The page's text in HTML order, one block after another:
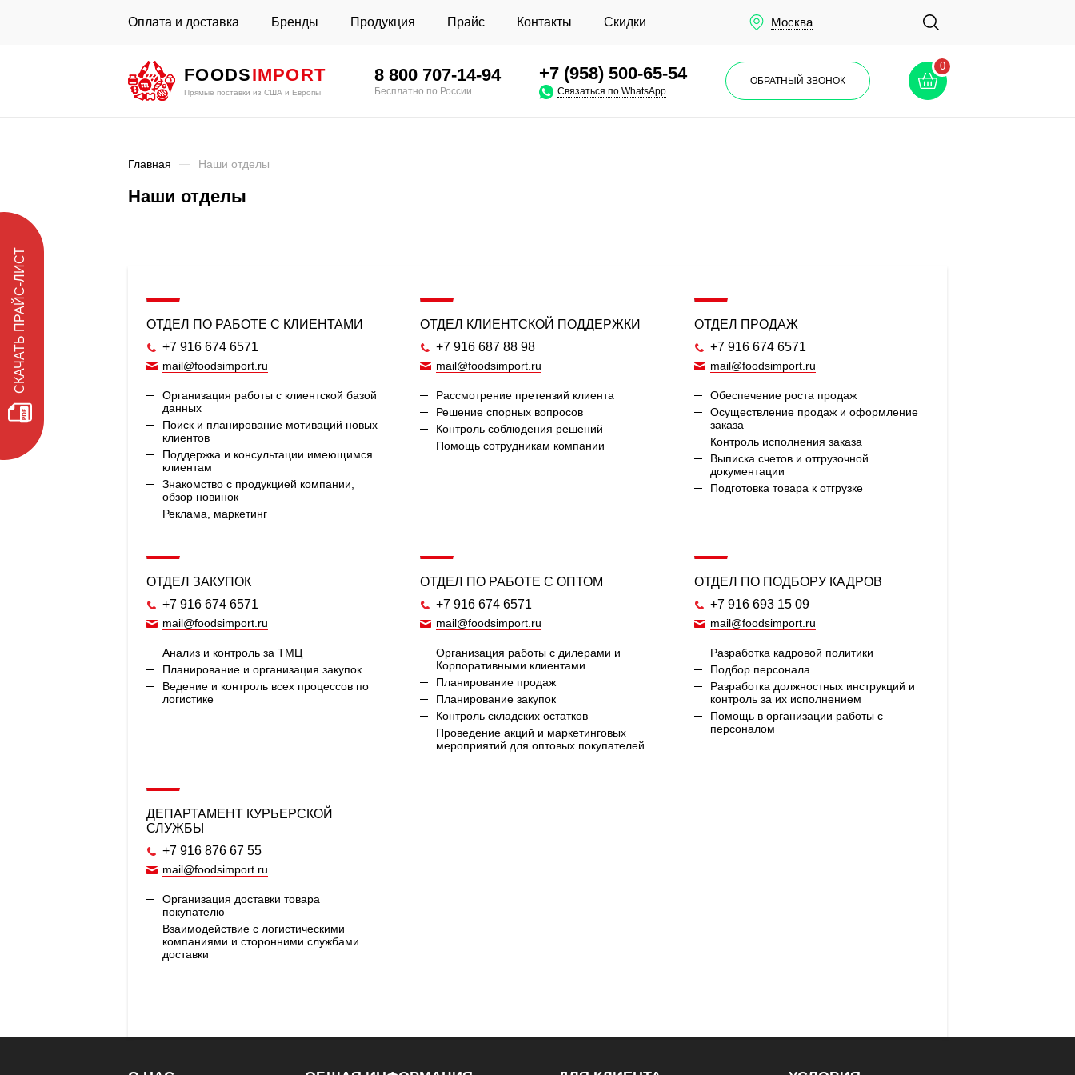
СКАЧАТЬ ПРАЙС-ЛИСТ
Оплата и доставка Бренды Продукция Прайс Контакты Скидки Москва
FOODSIMPORT
Прямые поставки из США и Европы
8 800 707-14-94
Бесплатно по России
+7 (958) 500-65-54
Связаться по WhatsApp
ОБРАТНЫЙ ЗВОНОК
0
Главная Наши отделы
Наши отделы
ОТДЕЛ ПО РАБОТЕ С КЛИЕНТАМИ
+7 916 674 6571
mail@foodsimport.ru
Организация работы с клиентской базой
данных
Поиск и планирование мотиваций новых
клиентов
Поддержка и консультации имеющимся
клиентам
Знакомство с продукцией компании,
обзор новинок
Реклама, маркетинг
ОТДЕЛ КЛИЕНТСКОЙ ПОДДЕРЖКИ
+7 916 687 88 98
mail@foodsimport.ru
Рассмотрение претензий клиента
Решение спорных вопросов
Контроль соблюдения решений
Помощь сотрудникам компании
ОТДЕЛ ПРОДАЖ
+7 916 674 6571
mail@foodsimport.ru
Обеспечение роста продаж
Осуществление продаж и оформление
заказа
Контроль исполнения заказа
Выписка счетов и отгрузочной
документации
Подготовка товара к отгрузке
ОТДЕЛ ЗАКУПОК
+7 916 674 6571
mail@foodsimport.ru
Анализ и контроль за ТМЦ
Планирование и организация закупок
Ведение и контроль всех процессов по
логистике
ОТДЕЛ ПО РАБОТЕ С ОПТОМ
+7 916 674 6571
mail@foodsimport.ru
Организация работы с дилерами и
Корпоративными клиентами
Планирование продаж
Планирование закупок
Контроль складских остатков
Проведение акций и маркетинговых
мероприятий для оптовых покупателей
ОТДЕЛ ПО ПОДБОРУ КАДРОВ
+7 916 693 15 09
mail@foodsimport.ru
Разработка кадровой политики
Подбор персонала
Разработка должностных инструкций и
контроль за их исполнением
Помощь в организации работы с
персоналом
ДЕПАРТАМЕНТ КУРЬЕРСКОЙ
СЛУЖБЫ
+7 916 876 67 55
mail@foodsimport.ru
Организация доставки товара
покупателю
Взаимодействие с логистическими
компаниями и сторонними службами
доставки